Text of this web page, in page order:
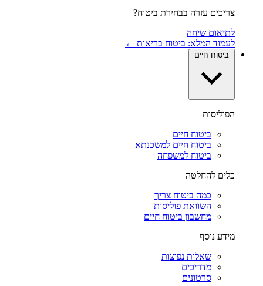
צריכים עזרה בבחירת ביטוח?
לתיאום שיחה
לעמוד המלא: ביטוח בריאות ←
ביטוח חיים
הפוליסות
ביטוח חיים
ביטוח חיים למשכנתא
ביטוח למשפחה
כלים להחלטה
כמה ביטוח צריך
השוואת פוליסות
מחשבון ביטוח חיים
מידע נוסף
שאלות נפוצות
מדריכים
סרטונים